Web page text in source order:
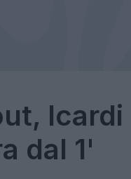
Icardi
dal 1'